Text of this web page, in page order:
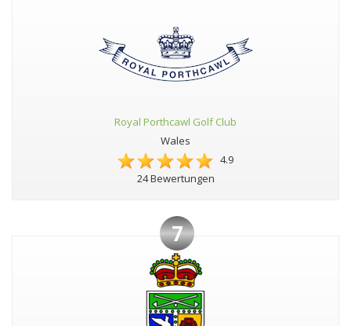
Royal Porthcawl Golf Club
Wales
4.9
24 Bewertungen
7